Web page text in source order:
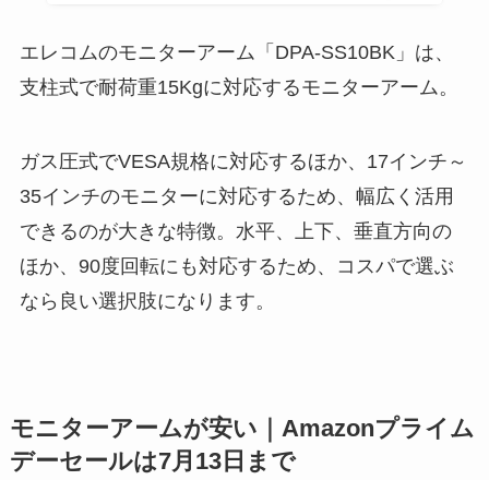
エレコムのモニターアーム「DPA-SS10BK」は、
支柱式で耐荷重15Kgに対応するモニターアーム。
ガス圧式でVESA規格に対応するほか、17インチ～
35インチのモニターに対応するため、幅広く活用
できるのが大きな特徴。水平、上下、垂直方向の
ほか、90度回転にも対応するため、コスパで選ぶ
なら良い選択肢になります。
モニターアームが安い｜Amazonプライム
デーセールは7月13日まで